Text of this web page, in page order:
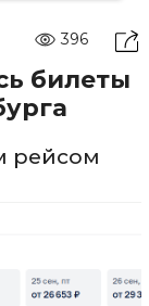
396
билеты
рейсом